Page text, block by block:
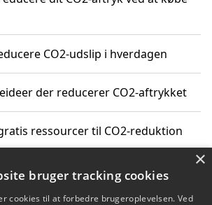
CO2-udslip i hverdagen
der reducerer CO2-aftrykket
ressourcer til CO2-reduktion
til hjemmet kan reducere CO2-udslip ×
bruger tracking cookies
cookies til at forbedre brugeroplevelsen. Ved